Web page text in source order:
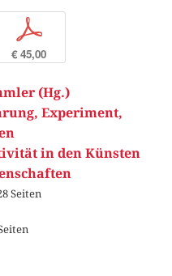
p
€ 45,00
(Hg.)
Experiment,
in den Künsten
Seiten